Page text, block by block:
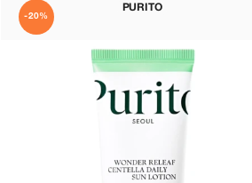
PURITO
-20%